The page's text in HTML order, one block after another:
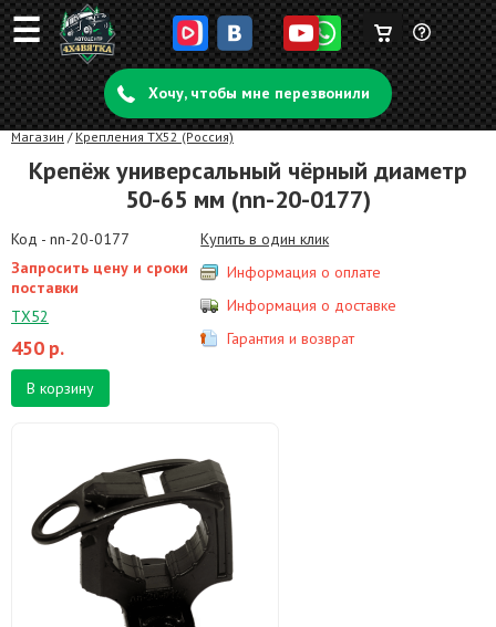
☰ Задать
вопрос
Корзина
пуста
Хочу, чтобы мне перезвонили
Магазин / Крепления TX52 (Россия)
Крепёж универсальный чёрный диаметр
50-65 мм (nn-20-0177)
Код - nn-20-0177
Запросить цену и сроки
поставки
TX52
450 р.
В корзину
Купить в один клик
Информация о оплате
Информация о доставке
Гарантия и возврат